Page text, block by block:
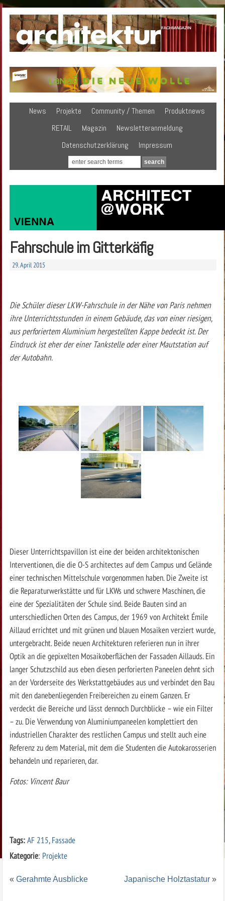
News Projekte Community / Themen
Produktnews
RETAIL
Magazin
Newsletteranmeldung
Datenschutzerklärung
Impressum
Fahrschule im Gitterkäfig
29. April 2015
Die Schüler dieser LKW-Fahrschule in der Nähe von Paris nehmen
ihre Unterrichtsstunden in einem Gebäude, das von einer riesigen,
aus perforiertem Aluminium hergestellten Kappe bedeckt ist. Der
Eindruck ist eher der einer Tankstelle oder einer Mautstation auf
der Autobahn.
Dieser Unterrichtspavillon ist eine der beiden architektonischen
Interventionen, die die O-S architectes auf dem Campus und Gelände
einer technischen Mittelschule vorgenommen haben. Die Zweite ist
die Reparaturwerkstätte und für LKWs und schwere Maschinen, die
eine der Spezialitäten der Schule sind. Beide Bauten sind an
unterschiedlichen Orten des Campus, der 1969 von Architekt Émile
Aillaud errichtet und mit grünen und blauen Mosaiken verziert wurde,
untergebracht. Beide neuen Architekturen referieren nun in ihrer
Optik an die gepixelten Mosaikoberflächen der Fassaden Aillauds. Ein
langer Schutzschild aus eben diesen perforierten Paneelen dehnt sich
an der Vorderseite des Werkstattgebäudes aus und verbindet den Bau
mit den danebenliegenden Freibereichen zu einem Ganzen. Er
verdeckt die Bereiche und lässt dennoch Durchblicke – wie ein Filter
– zu. Die Verwendung von Aluminiumpaneelen komplettiert den
industriellen Charakter des restlichen Campus und stellt auch eine
Referenz zu dem Material, mit dem die Studenten die Autokarosserien
behandeln und reparieren, dar.
Fotos: Vincent Baur
Tags:AF 215,Fassade
Kategorie: Projekte
« Gerahmte Ausblicke Japanische Holztastatur »